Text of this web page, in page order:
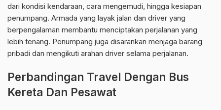
dari kondisi kendaraan, cara mengemudi, hingga kesiapan
penumpang. Armada yang layak jalan dan driver yang
berpengalaman membantu menciptakan perjalanan yang
lebih tenang. Penumpang juga disarankan menjaga barang
pribadi dan mengikuti arahan driver selama perjalanan.
Perbandingan Travel Dengan Bus
Kereta Dan Pesawat